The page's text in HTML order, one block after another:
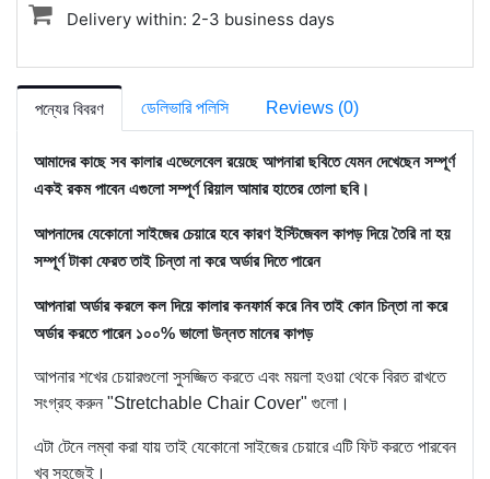
Delivery within: 2-3 business days
পন্যের বিবরণ ডেলিভারি পলিসি Reviews (0)
আমাদের কাছে সব কালার এভেলেবেল রয়েছে আপনারা ছবিতে যেমন দেখেছেন সম্পূর্ণ
একই রকম পাবেন এগুলো সম্পূর্ণ রিয়াল আমার হাতের তোলা ছবি।
আপনাদের যেকোনো সাইজের চেয়ারে হবে কারণ ইস্টিজেবল কাপড় দিয়ে তৈরি না হয়
সম্পূর্ণ টাকা ফেরত তাই চিন্তা না করে অর্ডার দিতে পারেন
আপনারা অর্ডার করলে কল দিয়ে কালার কনফার্ম করে নিব তাই কোন চিন্তা না করে
অর্ডার করতে পারেন ১০০% ভালো উন্নত মানের কাপড়
আপনার শখের চেয়ারগুলো সুসজ্জিত করতে এবং ময়লা হওয়া থেকে বিরত রাখতে
সংগ্রহ করুন "Stretchable Chair Cover" গুলো।
এটা টেনে লম্বা করা যায় তাই যেকোনো সাইজের চেয়ারে এটি ফিট করতে পারবেন
খুব সহজেই।